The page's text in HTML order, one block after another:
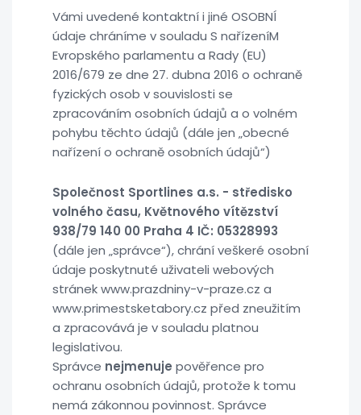
Vámi uvedené kontaktní i jiné OSOBNÍ
údaje chráníme v souladu S nařízeníM
Evropského parlamentu a Rady (EU)
2016/679 ze dne 27. dubna 2016 o ochraně
fyzických osob v souvislosti se
zpracováním osobních údajů a o volném
pohybu těchto údajů (dále jen „obecné
nařízení o ochraně osobních údajů“)
Společnost Sportlines a.s. - středisko
volného času, Květnového vítězství
938/79 140 00 Praha 4 IČ: 05328993
(dále jen „správce“), chrání veškeré osobní
údaje poskytnuté uživateli webových
stránek www.prazdniny-v-praze.cz a
www.primestsketabory.cz před zneužitím
a zpracovává je v souladu platnou
legislativou.
Správce nejmenuje pověřence pro
ochranu osobních údajů, protože k tomu
nemá zákonnou povinnost. Správce